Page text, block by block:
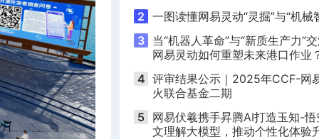
2 一图读懂网易灵动“灵掘”与“机械
3 当“机器人革命”与“新质生产力”
网易灵动如何重塑未来港口作业
4 评审结果公示｜2025年CCF-网
火联合基金二期
5 网易伏羲携手昇腾AI打造玉知-悟
文理解大模型，推动个性化体验